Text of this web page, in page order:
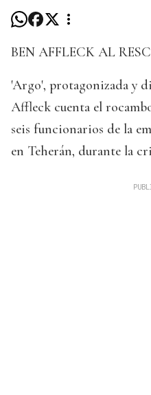
BEN AFFLECK AL
'Argo', protagonizada y
Affleck cuenta el
seis funcionarios de la
en Teherán, durante la